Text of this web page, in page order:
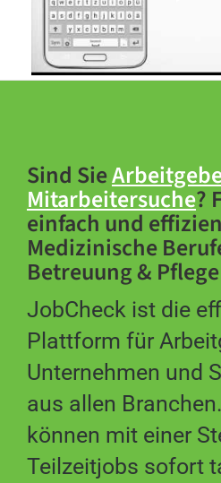
Sind Sie
Mitarbeitersuche?
einfach und
Medizinische
Betreuung & Pflege
JobCheck ist die
Plattform für
Unternehmen und
aus allen
können mit einer
Teilzeitjobs sofort